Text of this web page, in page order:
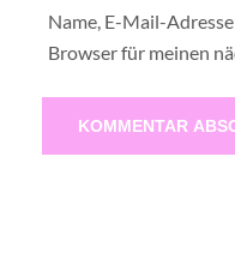
Name, E-Mail-
Browser für meinen